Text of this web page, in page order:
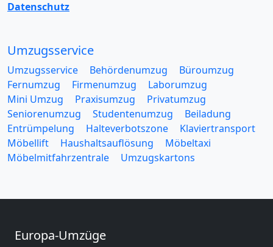
Datenschutz
Umzugsservice
Umzugsservice Behördenumzug
Büroumzug
Fernumzug
Firmenumzug
Laborumzug
Mini Umzug
Praxisumzug
Privatumzug
Seniorenumzug
Studentenumzug
Beiladung
Entrümpelung
Halteverbotszone
Klaviertransport
Möbellift
Haushaltsauflösung
Möbeltaxi
Möbelmitfahrzentrale
Umzugskartons
Europa-Umzüge